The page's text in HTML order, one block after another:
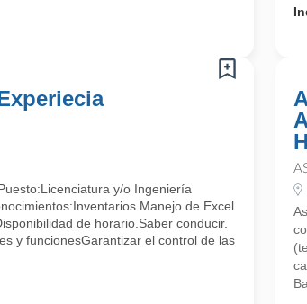
y/o Ingeniería
de Excel
de horario.Saber conducir.
y funcionesGarantizar el control de las